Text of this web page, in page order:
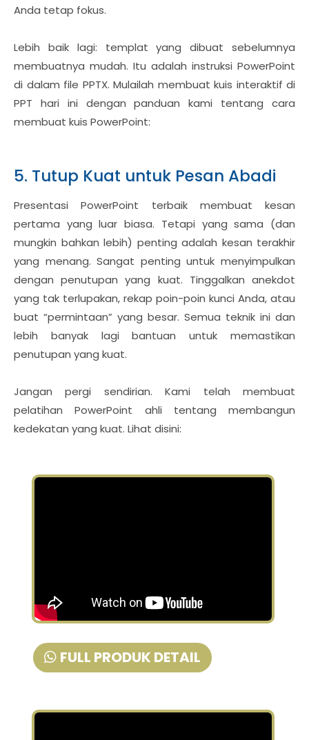
Anda tetap fokus.
Lebih baik lagi: templat yang dibuat sebelumnya
membuatnya mudah. Itu adalah instruksi PowerPoint
di dalam file PPTX. Mulailah membuat kuis interaktif di
PPT hari ini dengan panduan kami tentang cara
membuat kuis PowerPoint:
5. Tutup Kuat untuk Pesan Abadi
Presentasi PowerPoint terbaik membuat kesan
pertama yang luar biasa. Tetapi yang sama (dan
mungkin bahkan lebih) penting adalah kesan terakhir
yang menang. Sangat penting untuk menyimpulkan
dengan penutupan yang kuat. Tinggalkan anekdot
yang tak terlupakan, rekap poin-poin kunci Anda, atau
buat “permintaan” yang besar. Semua teknik ini dan
lebih banyak lagi bantuan untuk memastikan
penutupan yang kuat.
Jangan pergi sendirian. Kami telah membuat
pelatihan PowerPoint ahli tentang membangun
kedekatan yang kuat. Lihat disini:
FULL PRODUK DETAIL